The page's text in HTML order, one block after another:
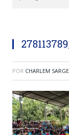
POR CHARLEM